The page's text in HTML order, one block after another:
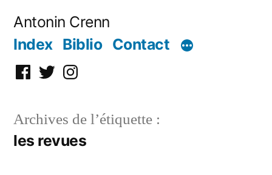
Antonin Crenn
Index Biblio Contact
Facebook
TwitterInstagram
Archives de l’étiquette :
les revues